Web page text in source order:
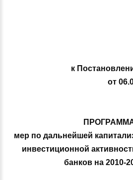
к
от
мер по дальнейшей
инвестиционной
банков на 2010-